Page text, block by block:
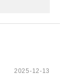
2025-12-13